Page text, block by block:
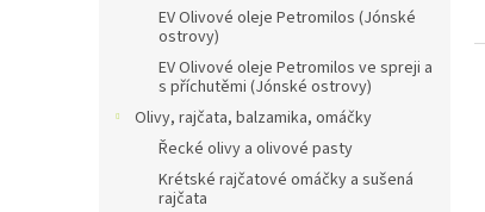
EV Olivové oleje Petromilos (Jónské
ostrovy)
EV Olivové oleje Petromilos ve spreji a
s příchutěmi (Jónské ostrovy)
Olivy, rajčata, balzamika, omáčky
Řecké olivy a olivové pasty
Krétské rajčatové omáčky a sušená
rajčata